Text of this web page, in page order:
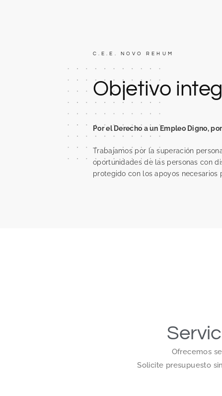
C.E.E. NOVO REHUM
Objetivo
Por el Derecho a un Empleo Digno,
Trabajamos por la superación
oportunidades de las personas con
protegido con los apoyos
Ofrecemos
Solicite presupuesto